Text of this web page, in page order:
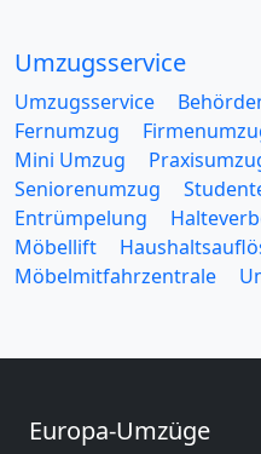
Umzugsservice
Umzugsservice
Fernumzug
Mini Umzug
Seniorenumzug
Entrümpelung
Möbellift
Möbelmitfahrzentrale
Europa-Umzüge